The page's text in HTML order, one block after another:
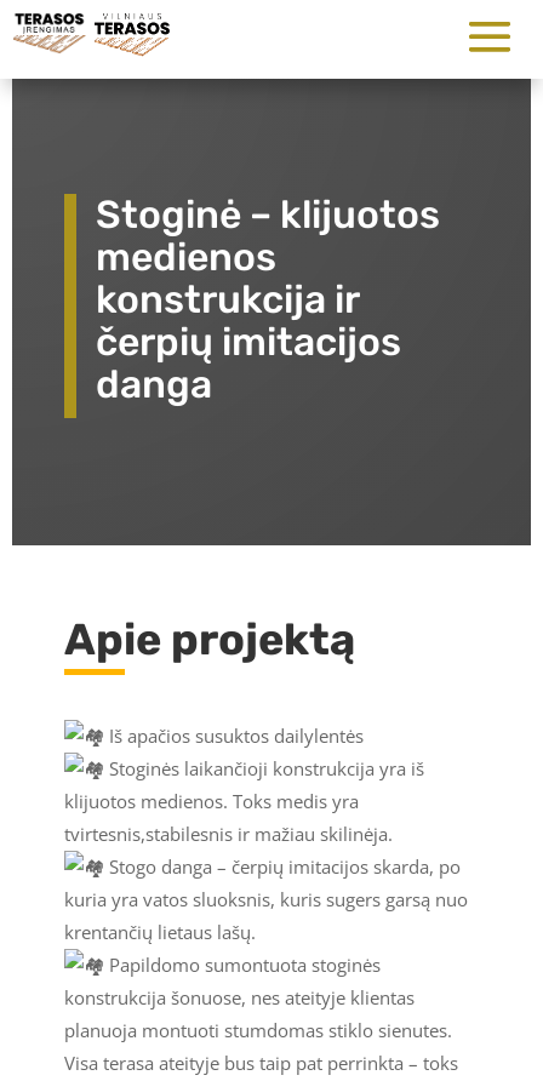
Stoginė – klijuotos
medienos
konstrukcija ir
čerpių imitacijos
danga
Apie projektą
Iš apačios susuktos dailylentės
Stoginės laikančioji konstrukcija yra iš
klijuotos medienos. Toks medis yra
tvirtesnis,stabilesnis ir mažiau skilinėja.
Stogo danga – čerpių imitacijos skarda, po
kuria yra vatos sluoksnis, kuris sugers garsą nuo
krentančių lietaus lašų.
Papildomo sumontuota stoginės
konstrukcija šonuose, nes ateityje klientas
planuoja montuoti stumdomas stiklo sienutes.
Visa terasa ateityje bus taip pat perrinkta – toks